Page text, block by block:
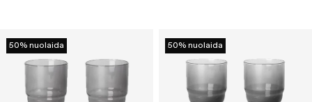
50% nuolaida 50% nuolaida